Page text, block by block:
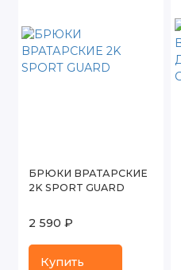
БРЮКИ ВРАТАРСКИЕ
2K SPORT GUARD
2 590 ₽
Купить